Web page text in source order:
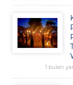
1 bulan